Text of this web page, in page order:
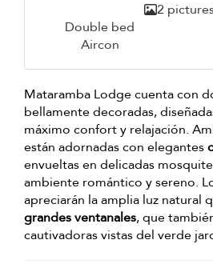
2
Double bed
Aircon
Mataramba Lodge cuenta con
bellamente decoradas,
máximo confort y relajación.
están adornadas con elegantes
envueltas en delicadas
ambiente romántico y sereno.
apreciarán la amplia luz natural
grandes ventanales, que
cautivadoras vistas del verde